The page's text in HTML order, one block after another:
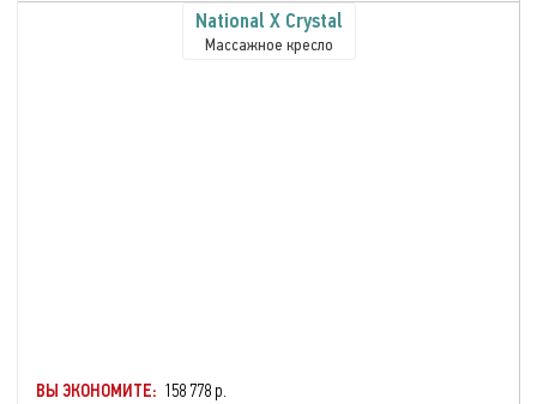
National X Crystal
Массажное кресло
ВЫ ЭКОНОМИТЕ: 158 778 р.